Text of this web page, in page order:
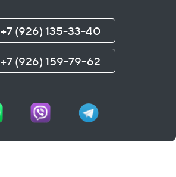
+7 (926) 135-33-40
+7 (926) 159-79-62